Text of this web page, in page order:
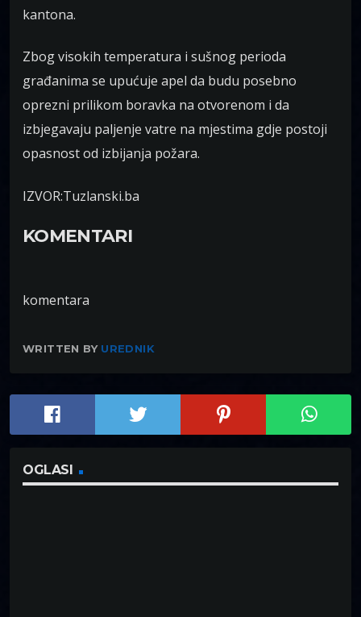
kantona.
Zbog visokih temperatura i sušnog perioda
građanima se upućuje apel da budu posebno
oprezni prilikom boravka na otvorenom i da
izbjegavaju paljenje vatre na mjestima gdje postoji
opasnost od izbijanja požara.
IZVOR:Tuzlanski.ba
KOMENTARI
komentara
WRITTEN BY UREDNIK
OGLASI